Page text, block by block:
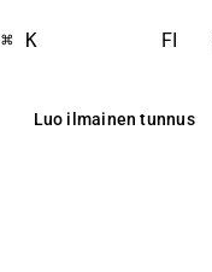
⌘ K FI
Luo ilmainen tunnus